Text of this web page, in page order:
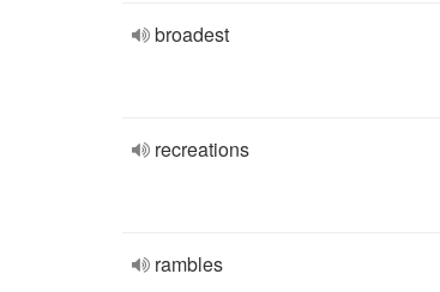
broadest
recreations
rambles